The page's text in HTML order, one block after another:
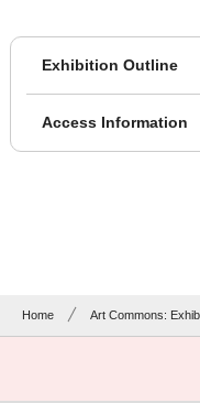
Exhibition Outline
Access Information
Home Art Commons: